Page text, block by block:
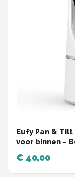
Eufy Pan &
voor binnen -
€ 40,00